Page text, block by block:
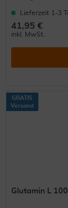
Lieferzeit 1-3
41,95 €
inkl. MwSt.
GRATIS
Versand
Glutamin L